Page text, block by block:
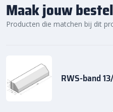
Maak jouw
Producten die matchen bij dit
RWS-band